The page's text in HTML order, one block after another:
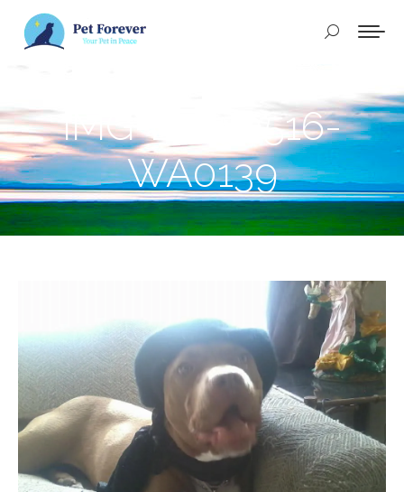
Buscar:
IMG-20250516-
WA0139